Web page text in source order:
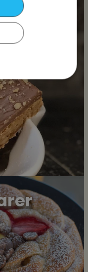
Markedsføring
tillater
strengt
Forsørger/Domene
www.drommeplassen.no